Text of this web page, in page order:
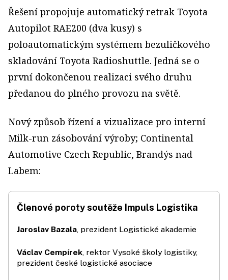
Řešení propojuje automatický retrak Toyota
Autopilot RAE200 (dva kusy) s
poloautomatickým systémem bezuličkového
skladování Toyota Radioshuttle. Jedná se o
první dokončenou realizaci svého druhu
předanou do plného provozu na světě.
Nový způsob řízení a vizualizace pro interní
Milk-run zásobování výroby; Continental
Automotive Czech Republic, Brandýs nad
Labem:
Členové poroty soutěže Impuls Logistika
Jaroslav Bazala, prezident Logistické akademie
Václav Cempírek, rektor Vysoké školy logistiky,
prezident české logistické asociace